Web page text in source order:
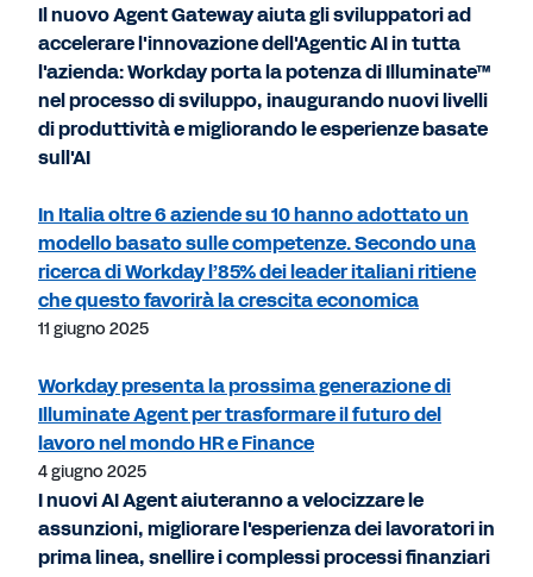
Il nuovo Agent Gateway aiuta gli sviluppatori ad
accelerare l'innovazione dell'Agentic AI in tutta
l'azienda: Workday porta la potenza di Illuminate™
nel processo di sviluppo, inaugurando nuovi livelli
di produttività e migliorando le esperienze basate
sull'AI
In Italia oltre 6 aziende su 10 hanno adottato un
modello basato sulle competenze. Secondo una
ricerca di Workday l’85% dei leader italiani ritiene
che questo favorirà la crescita economica
11 giugno 2025
Workday presenta la prossima generazione di
Illuminate Agent per trasformare il futuro del
lavoro nel mondo HR e Finance
4 giugno 2025
I nuovi AI Agent aiuteranno a velocizzare le
assunzioni, migliorare l'esperienza dei lavoratori in
prima linea, snellire i complessi processi finanziari